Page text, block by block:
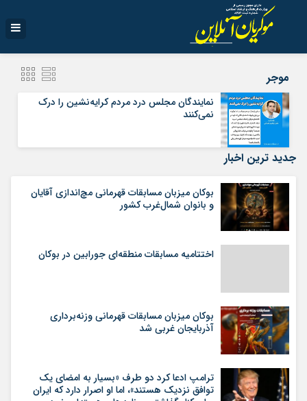
موجر
نمایندگان مجلس درد مردم کرایه‌نشین را درک
نمی‌کنند
جدید ترین اخبار
بوکان میزبان مسابقات قهرمانی مچ‌اندازی آقایان
و بانوان شمال‌غرب کشور
اختتامیه مسابقات منطقه‌ای جورابین در بوکان
بوکان میزبان مسابقات قهرمانی وزنه‌برداری
آذربایجان غربی شد
ترامپ ادعا کرد دو طرف «بسیار به امضای یک
توافق نزدیک هستند»، اما او اصرار دارد که ایران